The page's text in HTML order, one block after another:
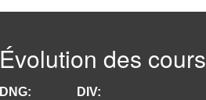
Évolution des cours
DNG: DIV: